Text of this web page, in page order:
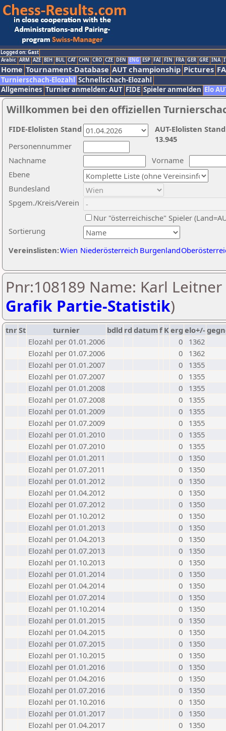
Logged on: Gast
Arabic ARM AZE BIH BUL CAT CHN CRO CZE DEN ENG ESP FAI FIN FRA GER GRE INA
Home Tournament-Database AUT championship Pictures
Turnierschach-Elozahl Schnellschach-Elozahl
Allgemeines Turnier anmelden: AUT FIDE Spieler anmelden Elo
Willkommen bei den offiziellen
Nachname
Vorname
Ebene
Sortierung
Personennummer
Bundesland
Spgem./Kreis/Verein
Nur "österreichische" Spieler
Vereinslisten:Wien Niederösterreich Burgenland
AUT-Elolisten
13.945
FIDE-Elolisten Stand
Pnr:108189 Name: Karl Leitner
Grafik Partie-Statistik)
tnrSt turnier bdld rd datumf Kerg elo+/-
Elozahl per 01.01.2006
0
1362
Elozahl per 01.07.2006
0
1362
Elozahl per 01.01.2007
0
1355
Elozahl per 01.07.2007
0
1355
Elozahl per 01.01.2008
0
1355
Elozahl per 01.07.2008
0
1355
Elozahl per 01.01.2009
0
1355
Elozahl per 01.07.2009
0
1355
Elozahl per 01.01.2010
0
1355
Elozahl per 01.07.2010
0
1355
Elozahl per 01.01.2011
0
1350
Elozahl per 01.07.2011
0
1350
Elozahl per 01.01.2012
0
1350
Elozahl per 01.04.2012
0
1350
Elozahl per 01.07.2012
0
1350
Elozahl per 01.10.2012
0
1350
Elozahl per 01.01.2013
0
1350
Elozahl per 01.04.2013
0
1350
Elozahl per 01.07.2013
0
1350
Elozahl per 01.10.2013
0
1350
Elozahl per 01.01.2014
0
1350
Elozahl per 01.04.2014
0
1350
Elozahl per 01.07.2014
0
1350
Elozahl per 01.10.2014
0
1350
Elozahl per 01.01.2015
0
1350
Elozahl per 01.04.2015
0
1350
Elozahl per 01.07.2015
0
1350
Elozahl per 01.10.2015
0
1350
Elozahl per 01.01.2016
0
1350
Elozahl per 01.04.2016
0
1350
Elozahl per 01.07.2016
0
1350
Elozahl per 01.10.2016
0
1350
Elozahl per 01.01.2017
0
1350
Elozahl per 01.04.2017
0
1350